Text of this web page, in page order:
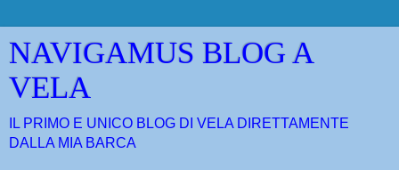
NAVIGAMUS BLOG A
VELA
IL PRIMO E UNICO BLOG DI VELA DIRETTAMENTE
DALLA MIA BARCA